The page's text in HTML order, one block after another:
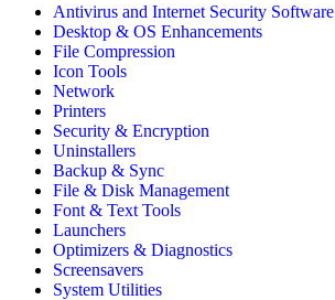
Antivirus and Internet Security Software
Desktop & OS Enhancements
File Compression
Icon Tools
Network
Printers
Security & Encryption
Uninstallers
Backup & Sync
File & Disk Management
Font & Text Tools
Launchers
Optimizers & Diagnostics
Screensavers
System Utilities